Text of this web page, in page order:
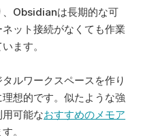
、Obsidianは長期的な可
ット接続がなくても作業
ます。
ルワークスペースを作り
想的です。似たような強
可能なおすすめのメモア
。